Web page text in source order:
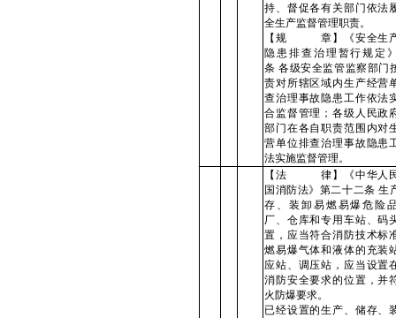
持、督促各有关部门依法
全生产监督管理职责。
【规 章】《安全生
隐患排查治理暂行规定
条 各级安全监管监察部门
责对所辖区域内生产经营
查治理事故隐患工作依法
合监督管理；各级人民政
部门在各自职责范围内对
营单位排查治理事故隐患
法实施监督管理。
【法 律】《中华人
国消防法》第二十二条 生
存、装卸易燃易爆危险
厂、仓库和专用车站、码
置，应当符合消防技术标
燃易爆气体和液体的充装
应站、调压站，应当设置
消防安全要求的位置，并
火防爆要求。
已经设置的生产、储存、